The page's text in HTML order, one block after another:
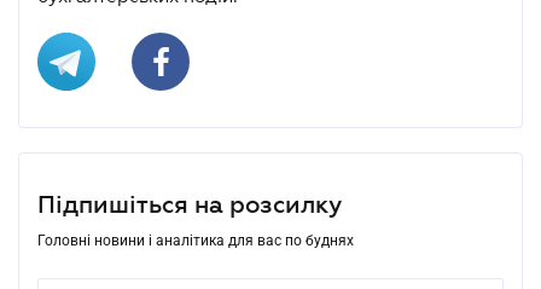
Підпишіться на розсилку
Головні новини і аналітика для вас по буднях